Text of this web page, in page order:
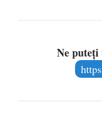
Ne puteți